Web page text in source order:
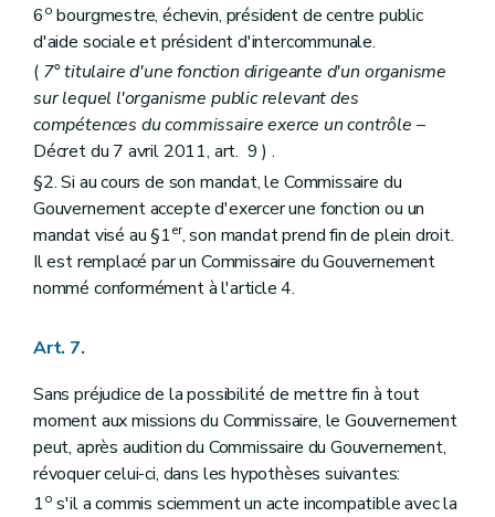
6o bourgmestre, échevin, président de centre public
d'aide sociale et président d'intercommunale.
( 7° titulaire d'une fonction dirigeante d'un organisme
sur lequel l'organisme public relevant des
compétences du commissaire exerce un contrôle –
Décret du 7 avril 2011, art. 9 ) .
§2. Si au cours de son mandat, le Commissaire du
Gouvernement accepte d'exercer une fonction ou un
mandat visé au §1er, son mandat prend fin de plein droit.
Il est remplacé par un Commissaire du Gouvernement
nommé conformément à l'article 4.
Art. 7.
Sans préjudice de la possibilité de mettre fin à tout
moment aux missions du Commissaire, le Gouvernement
peut, après audition du Commissaire du Gouvernement,
révoquer celui-ci, dans les hypothèses suivantes:
1o s'il a commis sciemment un acte incompatible avec la